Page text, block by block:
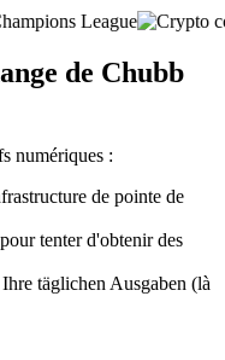
de Chubb
numériques :
de pointe de
tenter d'obtenir des
täglichen Ausgaben (là